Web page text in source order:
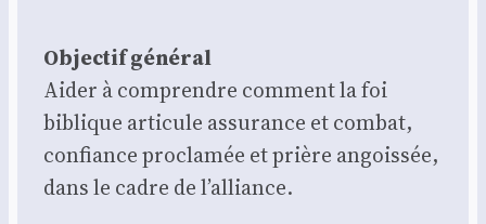
Objec­tif géné­ral
Aider à com­prendre com­ment la foi
biblique arti­cule assu­rance et com­bat,
confiance pro­cla­mée et prière angois­sée,
dans le cadre de l’alliance.